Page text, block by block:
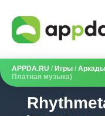
APPDA.RU / Игры / Аркады
Платная музыка)